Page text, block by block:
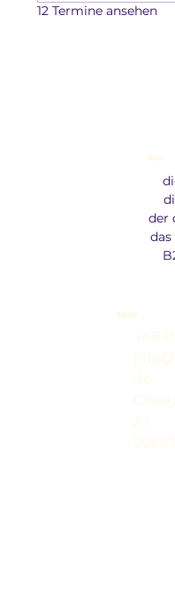
12 Termine ansehen
Menu
der
Kontakt
+49
de
z 1